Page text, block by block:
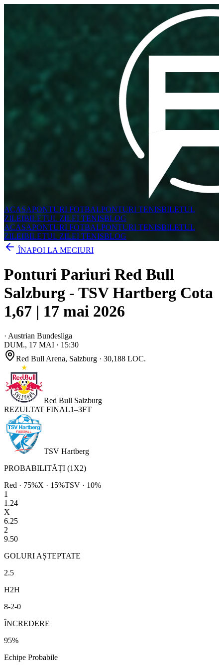
ACASAPONTURI FOTBALPONTURI TENISBILETUL
ZILEIBILETUL ZILEI TENISBLOG
ACASAPONTURI FOTBALPONTURI TENISBILETUL
ZILEIBILETUL ZILEI TENISBLOG
ÎNAPOI LA MECIURI
Ponturi Pariuri Red Bull
Salzburg - TSV Hartberg Cota
1,67 | 17 mai 2026
· Austrian Bundesliga
DUM., 17 MAI · 15:30
Red Bull Arena, Salzburg · 30,188 LOC.
Red Bull Salzburg
REZULTAT FINAL1–3FT
TSV Hartberg
PROBABILITĂȚI (1X2)
Red · 75%X · 15%TSV · 10%
1
1.24
X
6.25
2
9.50
GOLURI AȘTEPTATE
2.5
H2H
8-2-0
ÎNCREDERE
95%
Echipe Probabile